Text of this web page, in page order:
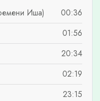
Иша)
00:36
01:56
20:34
02:19
23:15